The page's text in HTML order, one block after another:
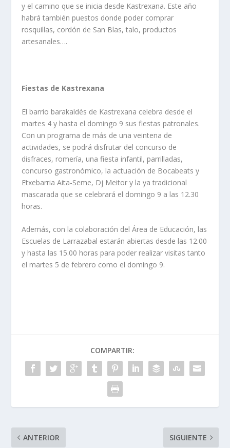
y el camino que se inicia desde Kastrexana. Este año
habrá también puestos donde poder comprar
rosquillas, cordón de San Blas, talo, productos
artesanales….
Fiestas de Kastrexana
El barrio barakaldés de Kastrexana celebra desde el
martes 4 y hasta el domingo 9 sus fiestas patronales.
Con un programa de más de una veintena de
actividades, se podrá disfrutar del concurso de
disfraces, romería, una fiesta infantil, parrilladas,
concurso gastronómico, la actuación de Bocabeats y
Etxebarria Aita-Seme, Dj Meitor y la ya tradicional
mascarada que se celebrará el domingo 9 a las 12.30
horas.
Además, con la colaboración del Área de Educación, las
Escuelas de Larrazabal estarán abiertas desde las 12.00
y hasta las 15.00 horas para poder realizar visitas tanto
el martes 5 de febrero como el domingo 9.
COMPARTIR:
ANTERIOR SIGUIENTE